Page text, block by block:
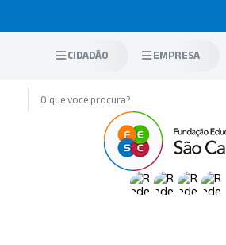
CIDADÃO EMPRESA